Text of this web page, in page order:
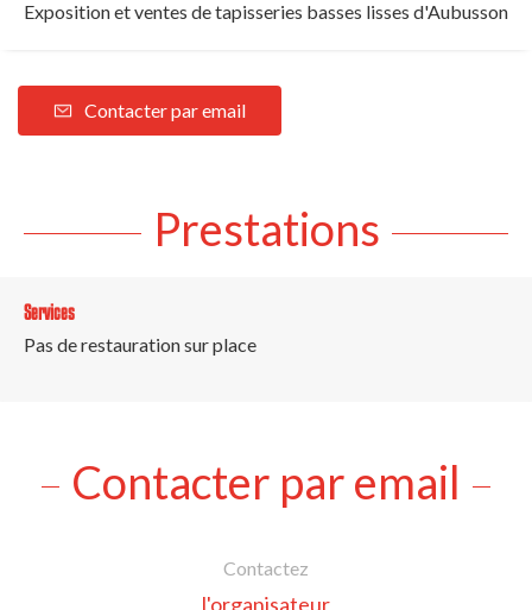
Exposition et ventes de tapisseries basses lisses d'Aubusson
Contacter par email
Prestations
Services
Pas de restauration sur place
Contacter par email
Contactez
l'organisateur